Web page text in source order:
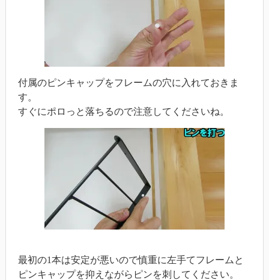
付属のピンキャップをフレームの穴に入れておきま
す。
すぐにポロっと落ちるので注意してくださいね。
最初の1本は安定が悪いので慎重に左手てフレームと
ピンキャップを抑えながらピンを刺してください。